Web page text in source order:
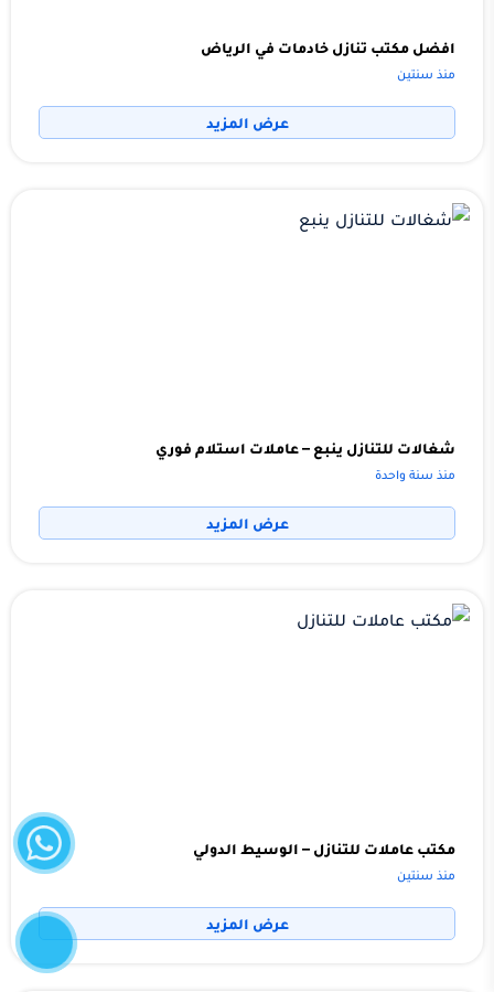
افضل مكتب تنازل خادمات في الرياض
منذ سنتين
عرض المزيد
شغالات للتنازل ينبع – عاملات استلام فوري
منذ سنة واحدة
عرض المزيد
مكتب عاملات للتنازل – الوسيط الدولي
منذ سنتين
عرض المزيد
إتصل
الآن